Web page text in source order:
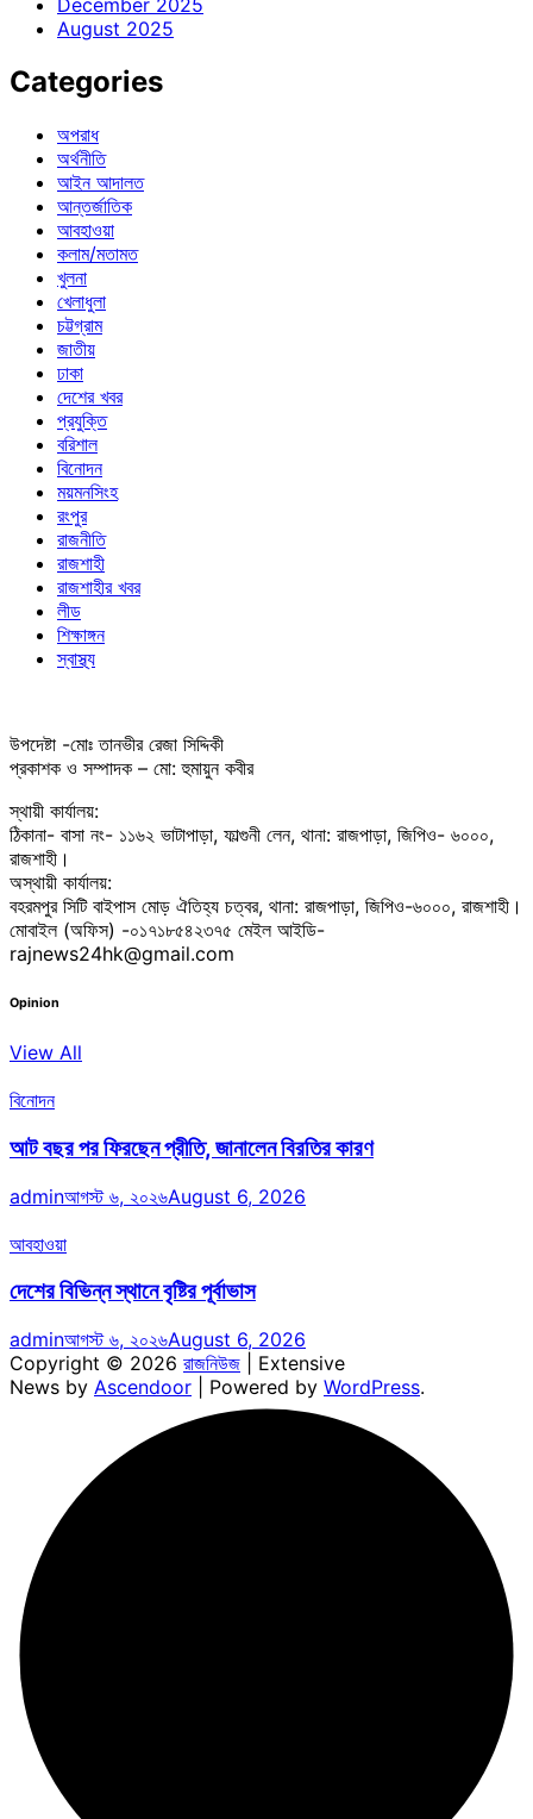
December 2025
August 2025
Categories
অপরাধ
অর্থনীতি
আইন আদালত
আন্তর্জাতিক
আবহাওয়া
কলাম/মতামত
খুলনা
খেলাধুলা
চট্টগ্রাম
জাতীয়
ঢাকা
দেশের খবর
প্রযুক্তি
বরিশাল
বিনোদন
ময়মনসিংহ
রংপুর
রাজনীতি
রাজশাহী
রাজশাহীর খবর
লীড
শিক্ষাঙ্গন
স্বাস্থ্য
উপদেষ্টা -মোঃ তানভীর রেজা সিদ্দিকী
প্রকাশক ও সম্পাদক – মো: হুমায়ুন কবীর
স্থায়ী কার্যালয়:
ঠিকানা- বাসা নং- ১১৬২ ভাটাপাড়া, ফাল্গুনী লেন, থানা: রাজপাড়া, জিপিও- ৬০০০,
রাজশাহী।
অস্থায়ী কার্যালয়:
বহরমপুর সিটি বাইপাস মোড় ঐতিহ্য চত্বর, থানা: রাজপাড়া, জিপিও-৬০০০, রাজশাহী।
মোবাইল (অফিস) -০১৭১৮৫৪২৩৭৫ মেইল আইডি-
rajnews24hk@gmail.com
Opinion
View All
বিনোদন
আট বছর পর ফিরছেন প্রীতি, জানালেন বিরতির কারণ
adminআগস্ট ৬, ২০২৬August 6, 2026
আবহাওয়া
দেশের বিভিন্ন স্থানে বৃষ্টির পূর্বাভাস
adminআগস্ট ৬, ২০২৬August 6, 2026
Copyright © 2026 রাজনিউজ | Extensive
News by Ascendoor | Powered by WordPress.